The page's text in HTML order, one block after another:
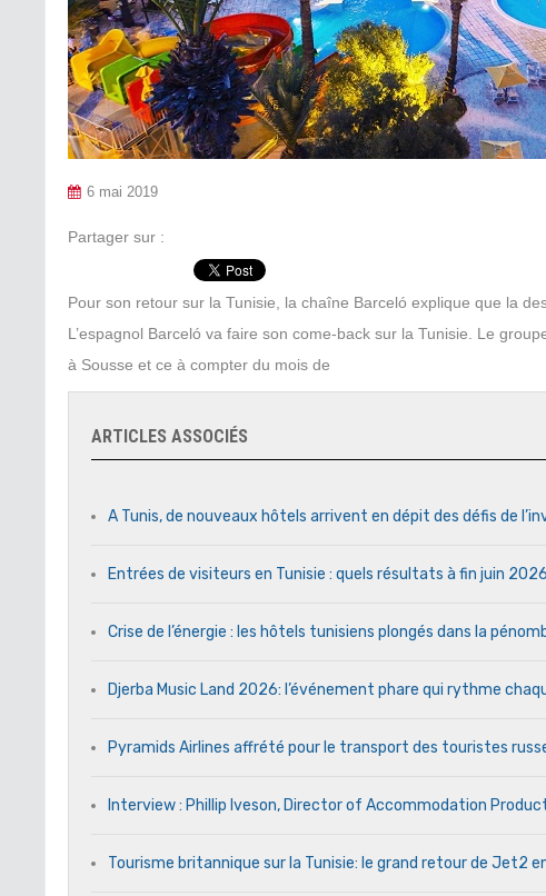
6 mai 2019
Partager sur :
Pour son retour sur la Tunisie, la chaîne Barceló explique que la
L’espagnol Barceló va faire son come-back sur la Tunisie. Le
à Sousse et ce à compter du mois de
ARTICLES ASSOCIÉS
A Tunis, de nouveaux hôtels arrivent en dépit des défis de
Entrées de visiteurs en Tunisie : quels résultats à fin juin 2026
Crise de l’énergie : les hôtels tunisiens plongés dans la
Djerba Music Land 2026: l’événement phare qui rythme
Pyramids Airlines affrété pour le transport des touristes
Interview : Phillip Iveson, Director of Accommodation
Tourisme britannique sur la Tunisie: le grand retour de Jet2